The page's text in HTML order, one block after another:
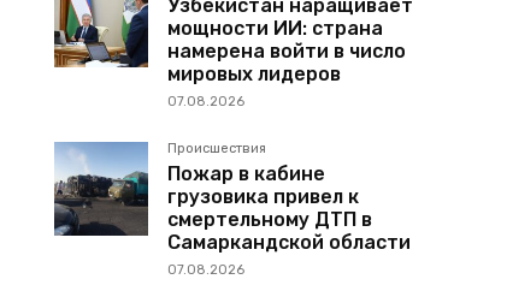
Узбекистан наращивает
мощности ИИ: страна
намерена войти в число
мировых лидеров
07.08.2026
Происшествия
Пожар в кабине
грузовика привел к
смертельному ДТП в
Самаркандской области
07.08.2026